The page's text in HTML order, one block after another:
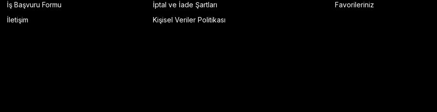
GP Kompozit Universal 45 lt Plastik Motosiklet Çantası Siyah
İş Başvuru Formu
İletişim
İptal ve İade Şartları
Kişisel Veriler Politikası
Favorileriniz